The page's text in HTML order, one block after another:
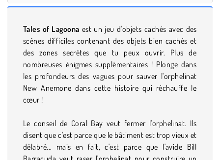
Tales of Lagoona est un jeu d'objets cachés avec des
scènes difficiles contenant des objets bien cachés et
des zones secrètes que tu peux ouvrir. Plus de
nombreuses énigmes supplémentaires ! Plonge dans
les profondeurs des vagues pour sauver l'orphelinat
New Anemone dans cette histoire qui réchauffe le
cœur !
Le conseil de Coral Bay veut fermer l'orphelinat. Ils
disent que c'est parce que le bâtiment est trop vieux et
délabré... mais en fait, c'est parce que l'avide Bill